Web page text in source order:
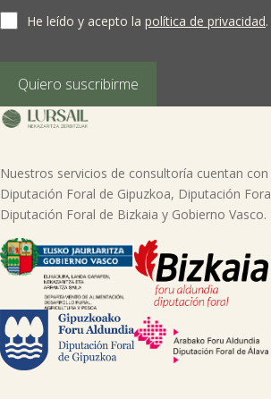
terceros salvo obligación legal. Cualquier persona
acceso, rectificación, supresión, limitación del
lursail@lursailkoop.eus. Puede obtener información
página web.
He leído y acepto la política de privacidad.
Quiero suscribirme
Nuestros servicios de consultoría cuentan
Diputación Foral de Gipuzkoa, Diputación
Diputación Foral de Bizkaia y Gobierno Vasco.